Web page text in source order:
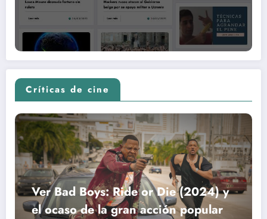
Críticas de cine
Ver Bad Boys: Ride or Die (2024) y
el ocaso de la gran acción popular